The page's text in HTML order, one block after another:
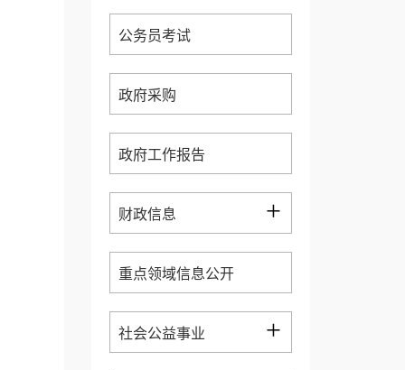
公务员考试
政府采购
政府工作报告
财政信息 +
重点领域信息公开
社会公益事业 +